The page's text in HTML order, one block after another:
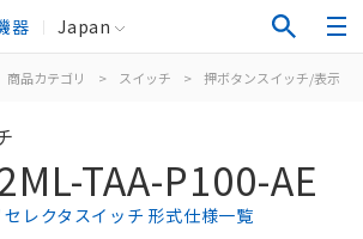
器 Japan
商品カテゴリ > スイッチ > 押ボタンスイッチ/表示灯
TAA-P100-AE
レクタスイッチ 形式仕様一覧